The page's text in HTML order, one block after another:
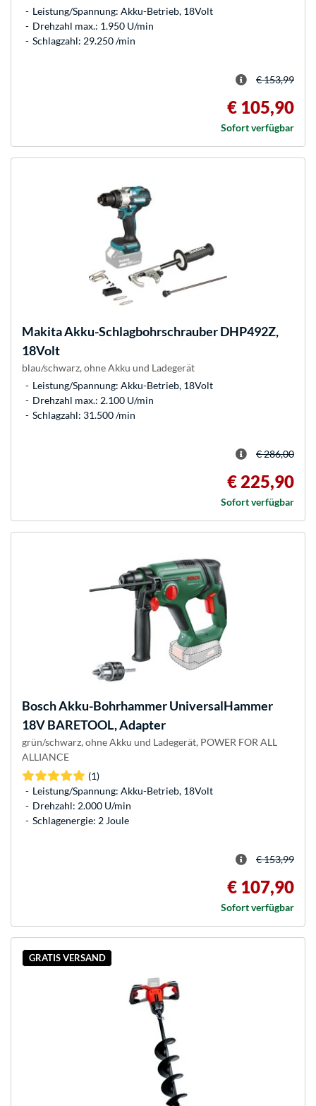
Leistung/Spannung: Akku-Betrieb, 18Volt
Drehzahl max.: 1.950 U/min
Schlagzahl: 29.250 /min
€ 153,99
€ 105,90
Sofort verfügbar
MakitaAkku-Schlagbohrschrauber DHP492Z,
18Volt
blau/schwarz, ohne Akku und Ladegerät
Leistung/Spannung: Akku-Betrieb, 18Volt
Drehzahl max.: 2.100 U/min
Schlagzahl: 31.500 /min
€ 286,00
€ 225,90
Sofort verfügbar
BoschAkku-Bohrhammer UniversalHammer
18V BARETOOL, Adapter
grün/schwarz, ohne Akku und Ladegerät, POWER FOR ALL
ALLIANCE
(1)
Leistung/Spannung: Akku-Betrieb, 18Volt
Drehzahl: 2.000 U/min
Schlagenergie: 2 Joule
€ 153,99
€ 107,90
Sofort verfügbar
GRATIS VERSAND